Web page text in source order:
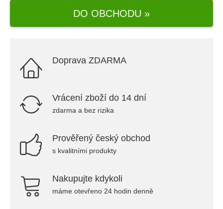
DO OBCHODU »
Doprava ZDARMA
Vrácení zboží do 14 dní
zdarma a bez rizika
Prověřený český obchod
s kvalitními produkty
Nakupujte kdykoli
máme otevřeno 24 hodin denně